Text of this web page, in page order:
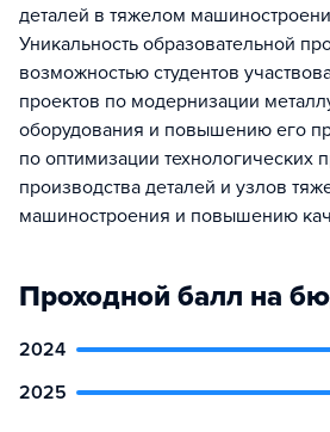
деталей в тяжелом
Уникальность образовательной
возможностью студентов
проектов по модернизации
оборудования и повышению его
по оптимизации технологических
производства деталей и узлов
машиностроения и повышению
Проходной балл на
2024
2025